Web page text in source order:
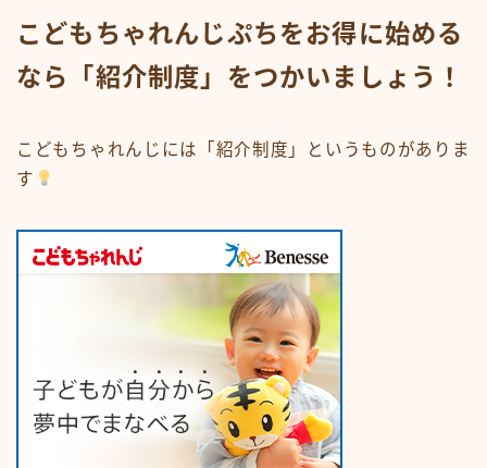
こどもちゃれんじぷちをお得に始める
なら「紹介制度」をつかいましょう！
こどもちゃれんじには「紹介制度」というものがありま
す